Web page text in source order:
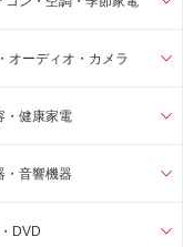
オーディオ・カメラ
・健康家電
・音響機器
DVD